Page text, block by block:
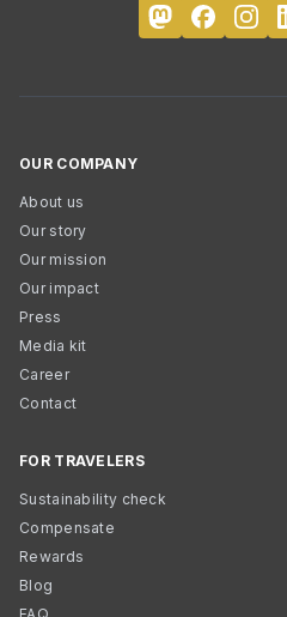
OUR COMPANY
About us
Our story
Our mission
Our impact
Press
Media kit
Career
Contact
FOR TRAVELERS
Sustainability check
Compensate
Rewards
Blog